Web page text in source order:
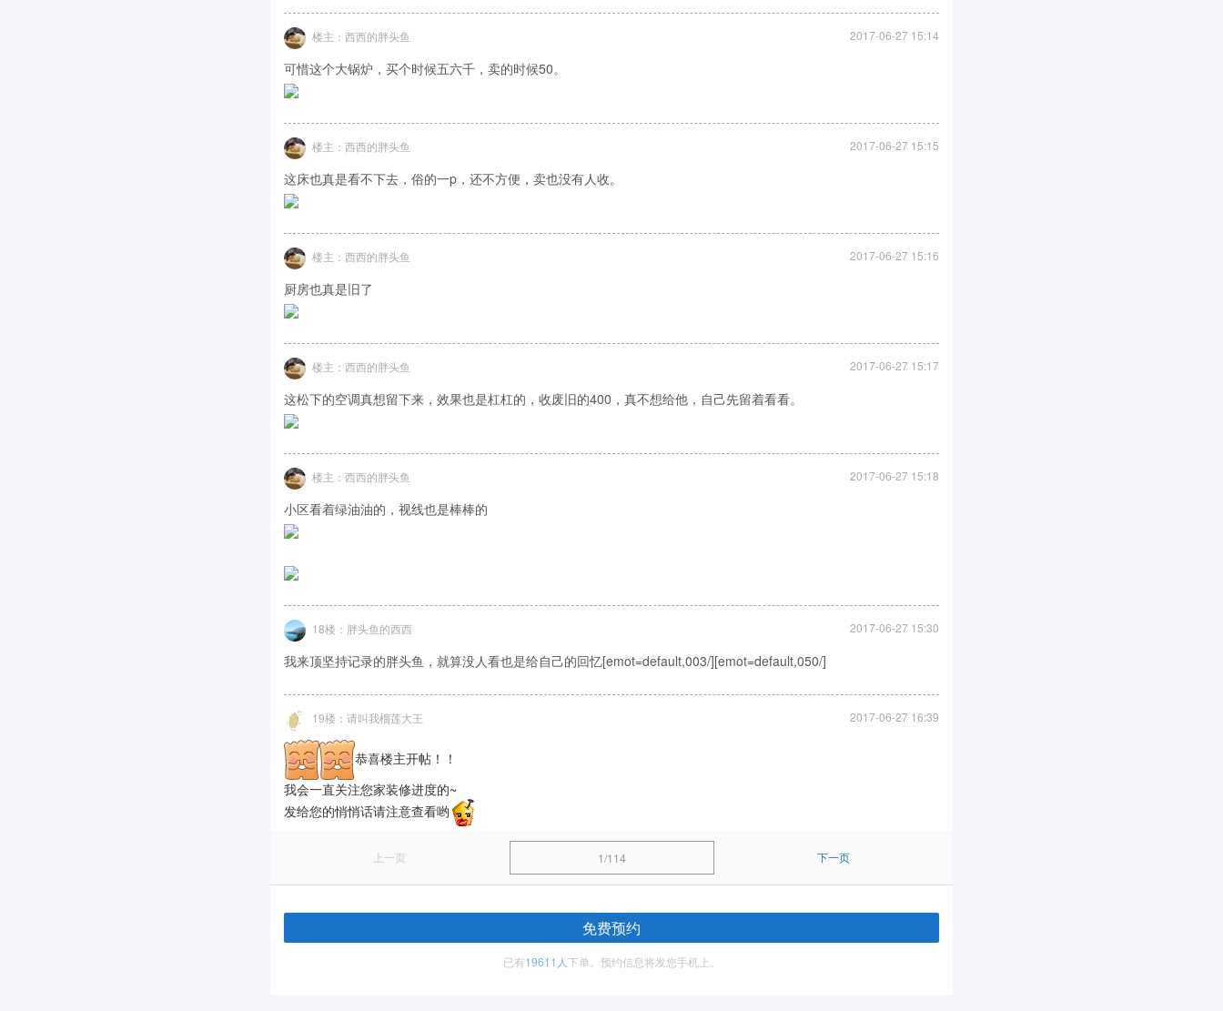
楼主：西西的胖头鱼 2017-06-27 15:14
可惜这个大锅炉，买个时候五六千，卖的时候50。
楼主：西西的胖头鱼 2017-06-27 15:15
这床也真是看不下去，俗的一p，还不方便，卖也没有人收。
楼主：西西的胖头鱼 2017-06-27 15:16
厨房也真是旧了
楼主：西西的胖头鱼 2017-06-27 15:17
这松下的空调真想留下来，效果也是杠杠的，收废旧的400，真不想给他，自己先留着看看。
楼主：西西的胖头鱼 2017-06-27 15:18
小区看着绿油油的，视线也是棒棒的
18楼：胖头鱼的西西 2017-06-27 15:30
我来顶坚持记录的胖头鱼，就算没人看也是给自己的回忆[emot=default,003/][emot=default,050/]
19楼：请叫我榴莲大王 2017-06-27 16:39
恭喜楼主开帖！！
我会一直关注您家装修进度的~
发给您的悄悄话请注意查看哟
上一页 1/114 下一页
免费预约
已有19611人下单。预约信息将发您手机上。